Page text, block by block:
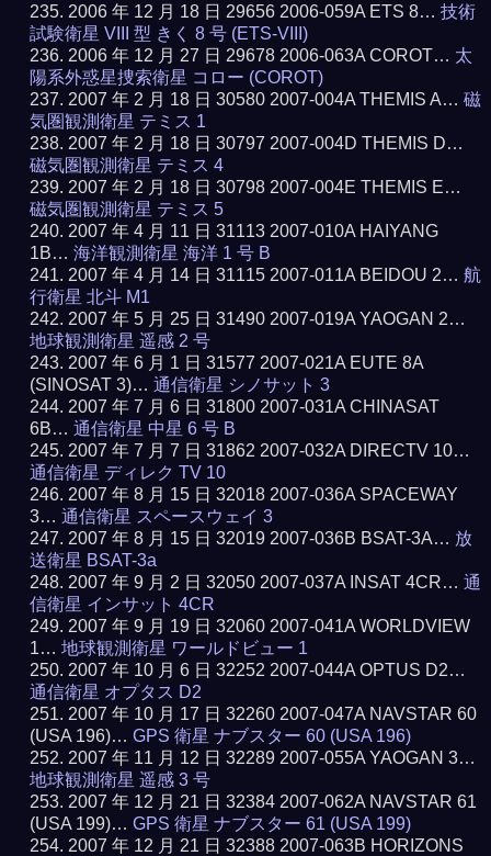
2006 年 12 月 18 日 29656 2006-059A ETS 8…技術
試験衛星 VIII 型 きく 8 号 (ETS-VIII)
2006 年 12 月 27 日 29678 2006-063A COROT… 太
陽系外惑星捜索衛星 コロー (COROT)
2007 年 2 月 18 日 30580 2007-004A THEMIS A…磁
気圏観測衛星 テミス 1
2007 年 2 月 18 日 30797 2007-004D THEMIS D…
磁気圏観測衛星 テミス 4
2007 年 2 月 18 日 30798 2007-004E THEMIS E…
磁気圏観測衛星 テミス 5
2007 年 4 月 11 日 31113 2007-010A HAIYANG
1B…海洋観測衛星 海洋 1 号 B
2007 年 4 月 14 日 31115 2007-011A BEIDOU 2…航
行衛星 北斗 M1
2007 年 5 月 25 日 31490 2007-019A YAOGAN 2…
地球観測衛星 遥感 2 号
2007 年 6 月 1 日 31577 2007-021A EUTE 8A
(SINOSAT 3)…通信衛星 シノサット 3
2007 年 7 月 6 日 31800 2007-031A CHINASAT
6B…通信衛星 中星 6 号 B
2007 年 7 月 7 日 31862 2007-032A DIRECTV 10…
通信衛星 ディレク TV 10
2007 年 8 月 15 日 32018 2007-036A SPACEWAY
3…通信衛星 スペースウェイ 3
2007 年 8 月 15 日 32019 2007-036B BSAT-3A… 放
送衛星 BSAT-3a
2007 年 9 月 2 日 32050 2007-037A INSAT 4CR…通
信衛星 インサット 4CR
2007 年 9 月 19 日 32060 2007-041A WORLDVIEW
1…地球観測衛星 ワールドビュー 1
2007 年 10 月 6 日 32252 2007-044A OPTUS D2…
通信衛星 オプタス D2
2007 年 10 月 17 日 32260 2007-047A NAVSTAR 60
(USA 196)…GPS 衛星 ナブスター 60 (USA 196)
2007 年 11 月 12 日 32289 2007-055A YAOGAN 3…
地球観測衛星 遥感 3 号
2007 年 12 月 21 日 32384 2007-062A NAVSTAR 61
(USA 199)…GPS 衛星 ナブスター 61 (USA 199)
2007 年 12 月 21 日 32388 2007-063B HORIZONS